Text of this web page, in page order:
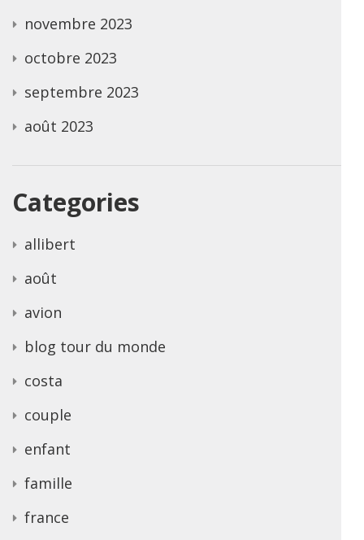
novembre 2023
octobre 2023
septembre 2023
août 2023
Categories
allibert
août
avion
blog tour du monde
costa
couple
enfant
famille
france